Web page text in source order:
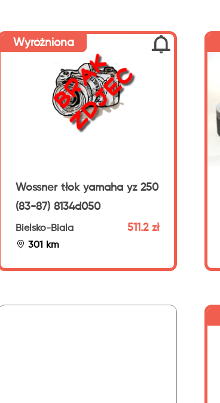
Wyróżniona
Wossner tłok yamaha yz 250
(83-87) 8134d050
Bielsko-Biala
301 km
511.2 zł